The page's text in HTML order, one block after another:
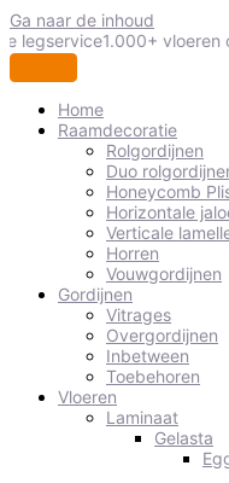
Ga naar de inhoud
legservice1.000+ vloeren
Home
Raamdecoratie
Rolgordijnen
Duo
Honeycomb
Horizontale
Verticale
Horren
Vouwgordijnen
Gordijnen
Vitrages
Overgordijnen
Inbetween
Toebehoren
Vloeren
Laminaat
Gelasta